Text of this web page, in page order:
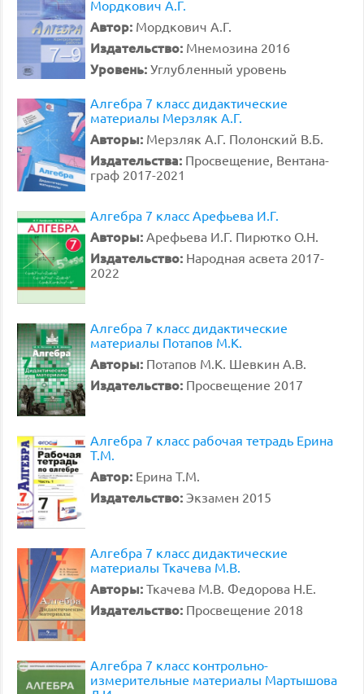
Мордкович А.Г.
Автор: Мордкович А.Г.
Издательство: Мнемозина 2016
Уровень: Углубленный уровень
Алгебра 7 класс дидактические
материалы Мерзляк А.Г.
Авторы: Мерзляк А.Г. Полонский В.Б.
Издательства: Просвещение, Вентана-
граф 2017-2021
Алгебра 7 класс Арефьева И.Г.
Авторы: Арефьева И.Г. Пирютко О.Н.
Издательство: Народная асвета 2017-
2022
Алгебра 7 класс дидактические
материалы Потапов М.К.
Авторы: Потапов М.К. Шевкин А.В.
Издательство: Просвещение 2017
Алгебра 7 класс рабочая тетрадь Ерина
Т.М.
Автор: Ерина Т.М.
Издательство: Экзамен 2015
Алгебра 7 класс дидактические
материалы Ткачева М.В.
Авторы: Ткачева М.В. Федорова Н.Е.
Издательство: Просвещение 2018
Алгебра 7 класс контрольно-
измерительные материалы Мартышова